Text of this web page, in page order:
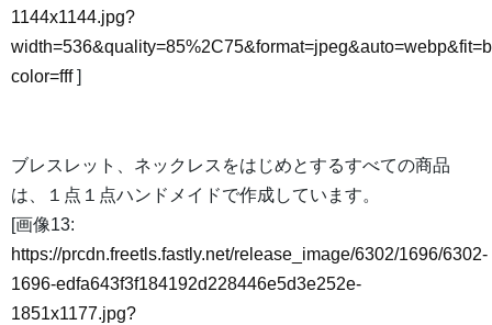
1144x1144.jpg?
color=fff]
ブレスレット、ネックレスをはじめとするすべての商品
は、１点１点ハンドメイドで作成しています。
[画像13:
https://prcdn.freetls.fastly.net/release_image/6302/1696/6302-
1696-edfa643f3f184192d228446e5d3e252e-
1851x1177.jpg?